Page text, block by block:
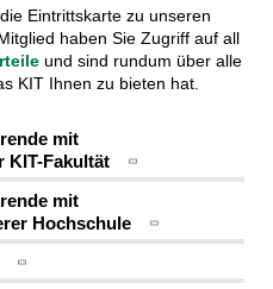
Eintrittskarte zu unseren
haben Sie Zugriff auf all
und sind rundum über alle
KIT Ihnen zu bieten hat.
mit
KIT-Fakultät
mit
Hochschule